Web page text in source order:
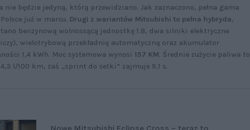
nie będzie jedyną, którą przewidziano. Jak zaznaczono, pełna gama
już w marcu. Drugi z wariantów Mitsubishi to pełna hybryda,
benzynową wolnossącą jednostkę 1.8, dwa silniki elektryczne
wielotrybową przekładnię automatyczną oraz akumulator
1,4 kWh. Moc systemowa wynosi 157 KM. Średnie zużycie paliwa to
l/100 km, zaś „sprint do setki” zajmuje 9,1 s.